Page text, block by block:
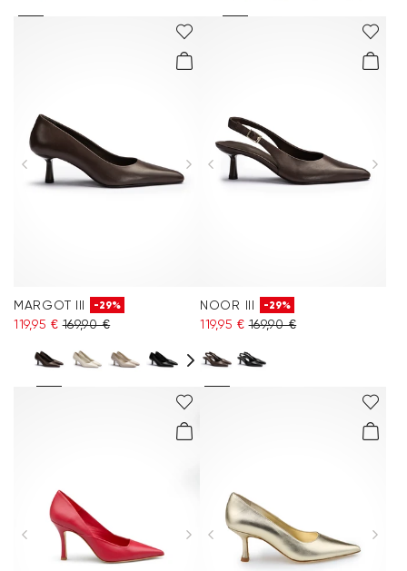
MARGOT III -29%
119,95 € 169,90 €
NOOR III -29%
119,95 € 169,90 €